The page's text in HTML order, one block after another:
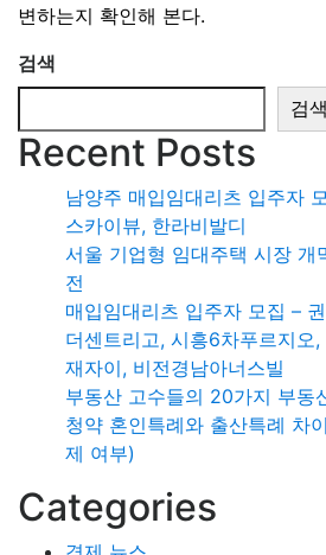
변하는지 확인해 본다.
검색
검색
Recent Posts
남양주 매입임대리츠 입주자
스카이뷰, 한라비발디
서울 기업형 임대주택 시장 개
전
매입임대리츠 입주자 모집 –
더센트리고, 시흥6차푸르지오
재자이, 비전경남아너스빌
부동산 고수들의 20가지 부동
청약 혼인특례와 출산특례 차
제 여부)
Categories